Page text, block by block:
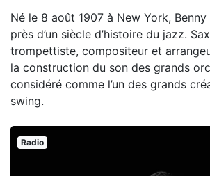
Né le 8 août 1907 à New York,
près d’un siècle d’histoire du jazz.
trompettiste, compositeur et
la construction du son des grands
considéré comme l’un des grands
swing.
Radio